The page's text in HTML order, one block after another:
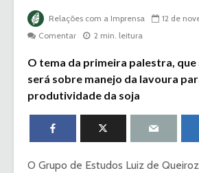
Relações com a Imprensa
12 de
Comentar
2 min. leitura
O tema da primeira palestra, que
será sobre manejo da lavoura
produtividade da soja
O Grupo de Estudos Luiz de